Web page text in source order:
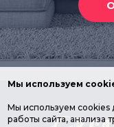
Мы используем
Мы используем cookies
работы сайта, анализа